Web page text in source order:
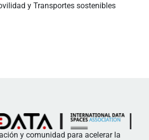
y Transportes sostenibles
y comunidad para acelerar la